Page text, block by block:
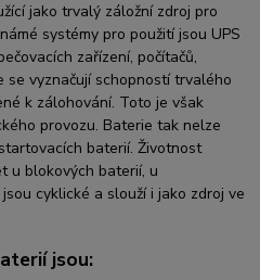
jako trvalý záložní zdroj pro
systémy pro použití jsou UPS
zařízení, počítačů,
se vyznačují schopností trvalého
k zálohování. Toto je však
provozu. Baterie tak nelze
baterií. Životnost
u blokových baterií, u
cyklické a slouží i jako zdroj ve
jsou: